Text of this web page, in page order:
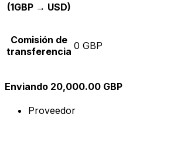
(1GBP → USD)
Comisión de
transferencia 0 GBP
Enviando 20,000.00 GBP
Proveedor